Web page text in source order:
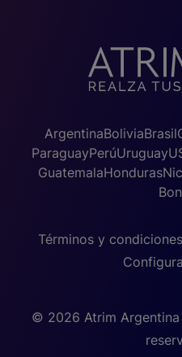
ArgentinaBoliviaBrasil
ParaguayPerúUruguay
GuatemalaHonduras
Términos y condiciones
© 2026 Atrim Argentina